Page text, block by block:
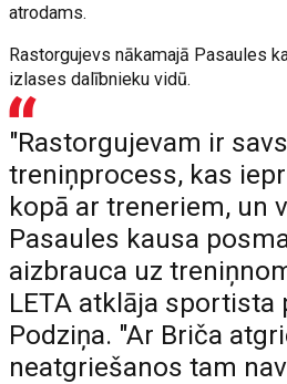
atrodams.
Rastorgujevs nākamajā Pasaules
izlases dalībnieku vidū.
"Rastorgujevam ir
treniņprocess, kas
kopā ar treneriem, un
Pasaules kausa
aizbrauca uz
LETA atklāja sportista
Podziņa. "Ar Briča
neatgriešanos tam